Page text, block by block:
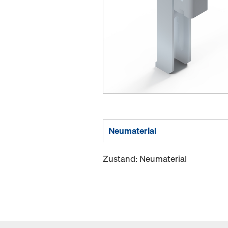
Neumaterial
Zustand: Neumaterial